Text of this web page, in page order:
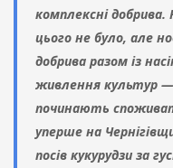
комплексні
цього не було, але
добрива разом із
живлення культур
починають
уперше на
посів кукурудзи за